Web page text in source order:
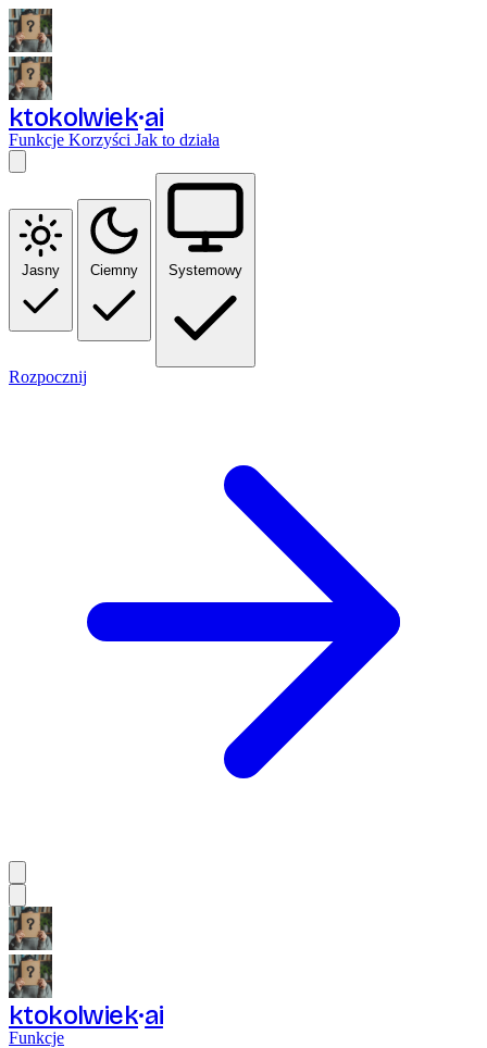
ktokolwiek ai
Funkcje Korzyści Jak to działa
Jasny Ciemny Systemowy
Rozpocznij
ktokolwiek ai
Funkcje